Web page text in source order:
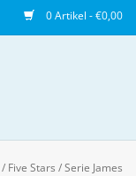
0 Artikel - €0,00
/ Five Stars /Serie James